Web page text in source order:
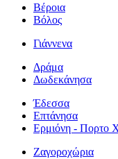
Βέροια
Βόλος
Γιάννενα
Δράμα
Δωδεκάνησα
Έδεσσα
Επτάνησα
Ερμιόνη - Πορτο
Ζαγοροχώρια